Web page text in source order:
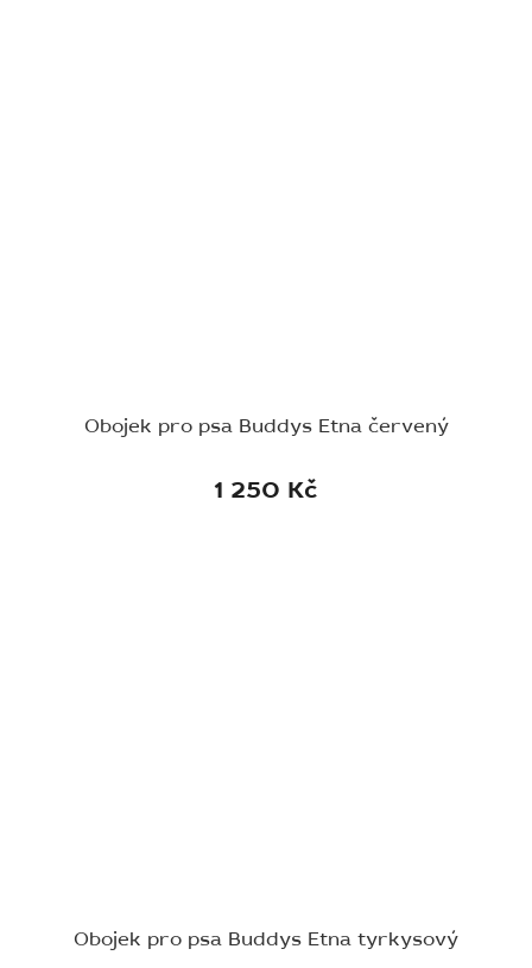
Obojek pro psa Buddys Etna červený
1 250 Kč
Obojek pro psa Buddys Etna tyrkysový